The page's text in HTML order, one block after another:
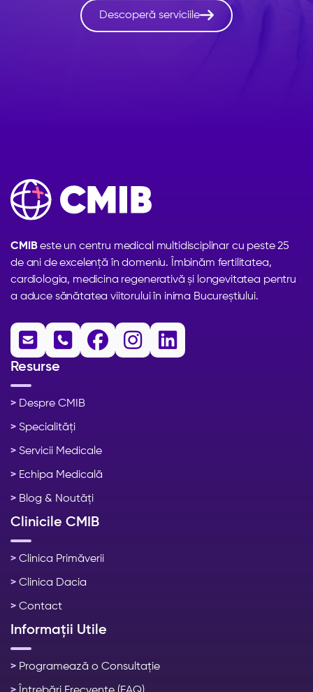
Descoperă serviciile
CMIBeste un centru medical multidisciplinar cu peste 25
de ani de excelență în domeniu. Îmbinăm fertilitatea,
cardiologia, medicina regenerativă și longevitatea pentru
a aduce sănătatea viitorului în inima Bucureștiului.
    
Resurse
> Despre CMIB
> Specialități
> Servicii Medicale
> Echipa Medicală
> Blog & Noutăți
Clinicile CMIB
> Clinica Primăverii
> Clinica Dacia
> Contact
Informații Utile
> Programează o Consultație